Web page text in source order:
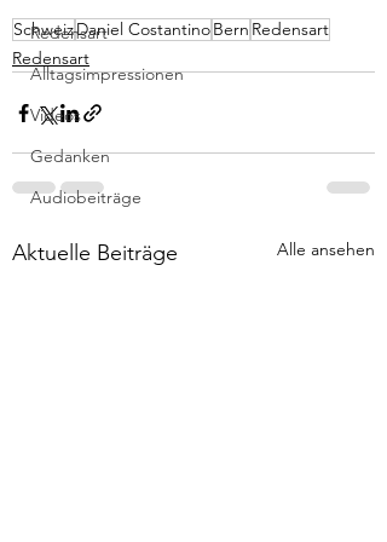
Redensart
Alltagsimpressionen
Videos
Gedanken
Audiobeiträge
SchweizDaniel CostantinoBern Redensart
Redensart
Aktuelle Beiträge Alle ansehen